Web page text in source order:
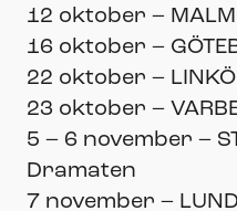
12 oktober –
16 oktober –
22 oktober –
23 oktober –
5 – 6 november –
Dramaten
7 november –